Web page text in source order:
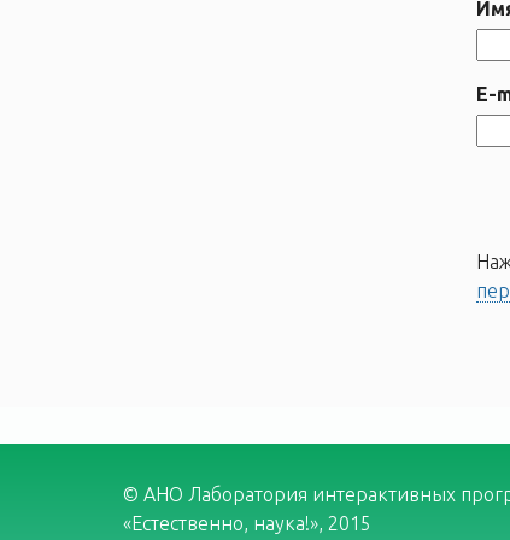
E-
© АНО Лаборатория интерактивных
«Естественно, наука!», 2015